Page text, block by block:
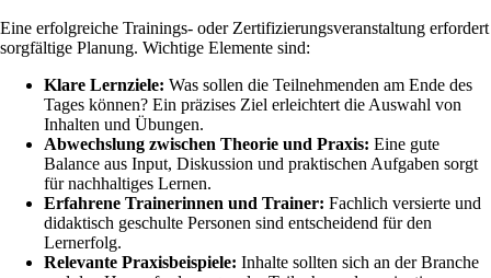
Eine erfolgreiche Trainings- oder Zertifizierungsveranstaltung erfordert
sorgfältige Planung. Wichtige Elemente sind:
Klare Lernziele: Was sollen die Teilnehmenden am Ende des
Tages können? Ein präzises Ziel erleichtert die Auswahl von
Inhalten und Übungen.
Abwechslung zwischen Theorie und Praxis: Eine gute
Balance aus Input, Diskussion und praktischen Aufgaben sorgt
für nachhaltiges Lernen.
Erfahrene Trainerinnen und Trainer: Fachlich versierte und
didaktisch geschulte Personen sind entscheidend für den
Lernerfolg.
Relevante Praxisbeispiele: Inhalte sollten sich an der Branche